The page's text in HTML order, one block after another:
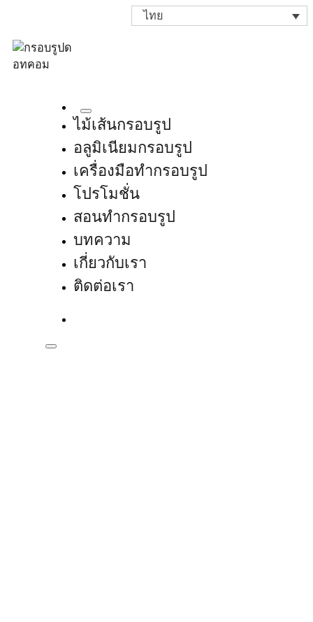
ไทย
ไม้เส้นกรอบรูป
อลูมิเนียมกรอบรูป
เครื่องมือทำกรอบรูป
โปรโมชั่น
สอนทำกรอบรูป
บทความ
เกี่ยวกับเรา
ติดต่อเรา